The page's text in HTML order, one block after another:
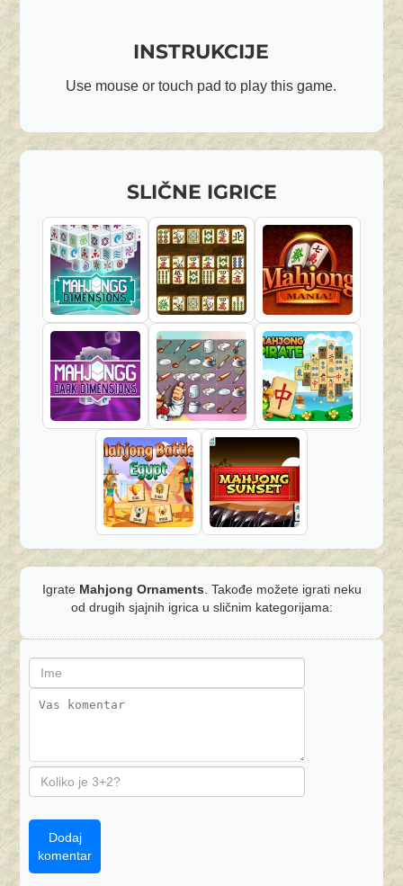
INSTRUKCIJE
Use mouse or touch pad to play this game.
SLIČNE IGRICE
Igrate Mahjong Ornaments . Takođe možete igrati neku
od drugih sjajnih igrica u sličnim kategorijama:
Dodaj
komentar